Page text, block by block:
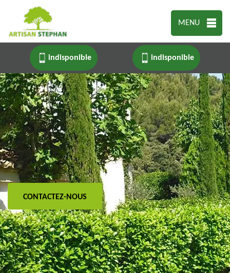
MENU
indisponible indisponible
CONTACTEZ-NOUS